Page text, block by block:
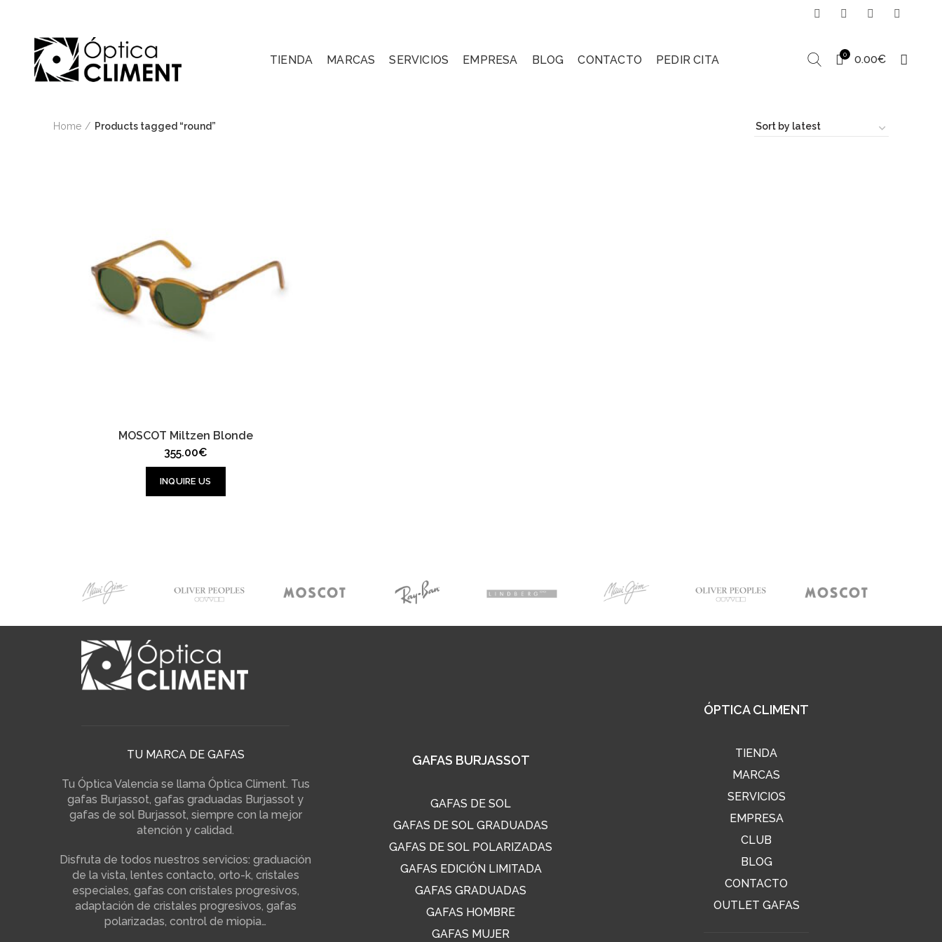
TIENDA MARCAS SERVICIOS EMPRESA BLOG CONTACTO PEDIR CITA 0 0.00€
Home Products tagged “round”
MOSCOT Miltzen Blonde
355.00€
INQUIRE US
TU MARCA DE GAFAS
Tu Óptica Valencia se llama Óptica Climent. Tus
gafas Burjassot, gafas graduadas Burjassot y
gafas de sol Burjassot, siempre con la mejor
atención y calidad.
Disfruta de todos nuestros servicios: graduación
de la vista, lentes contacto, orto-k, cristales
especiales, gafas con cristales progresivos,
adaptación de cristales progresivos, gafas
polarizadas, control de miopia…
GAFAS BURJASSOT
GAFAS DE SOL
GAFAS DE SOL GRADUADAS
GAFAS DE SOL POLARIZADAS
GAFAS EDICIÓN LIMITADA
GAFAS GRADUADAS
GAFAS HOMBRE
GAFAS MUJER
ÓPTICA CLIMENT
TIENDA
MARCAS
SERVICIOS
EMPRESA
CLUB
BLOG
CONTACTO
OUTLET GAFAS